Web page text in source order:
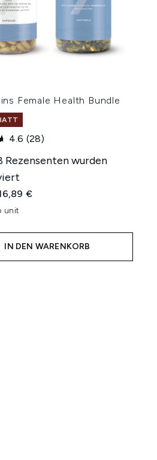
Female Health Bundle
4.6 (28)
Rezensenten wurden
Preisempfehlung:
Preis:
€
unit
IN DEN WARENKORB